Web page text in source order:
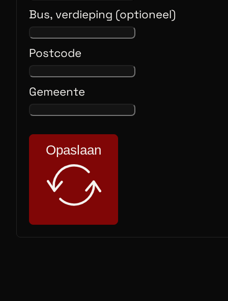
Bus, verdieping (optioneel)
Postcode
Gemeente
Opaslaan